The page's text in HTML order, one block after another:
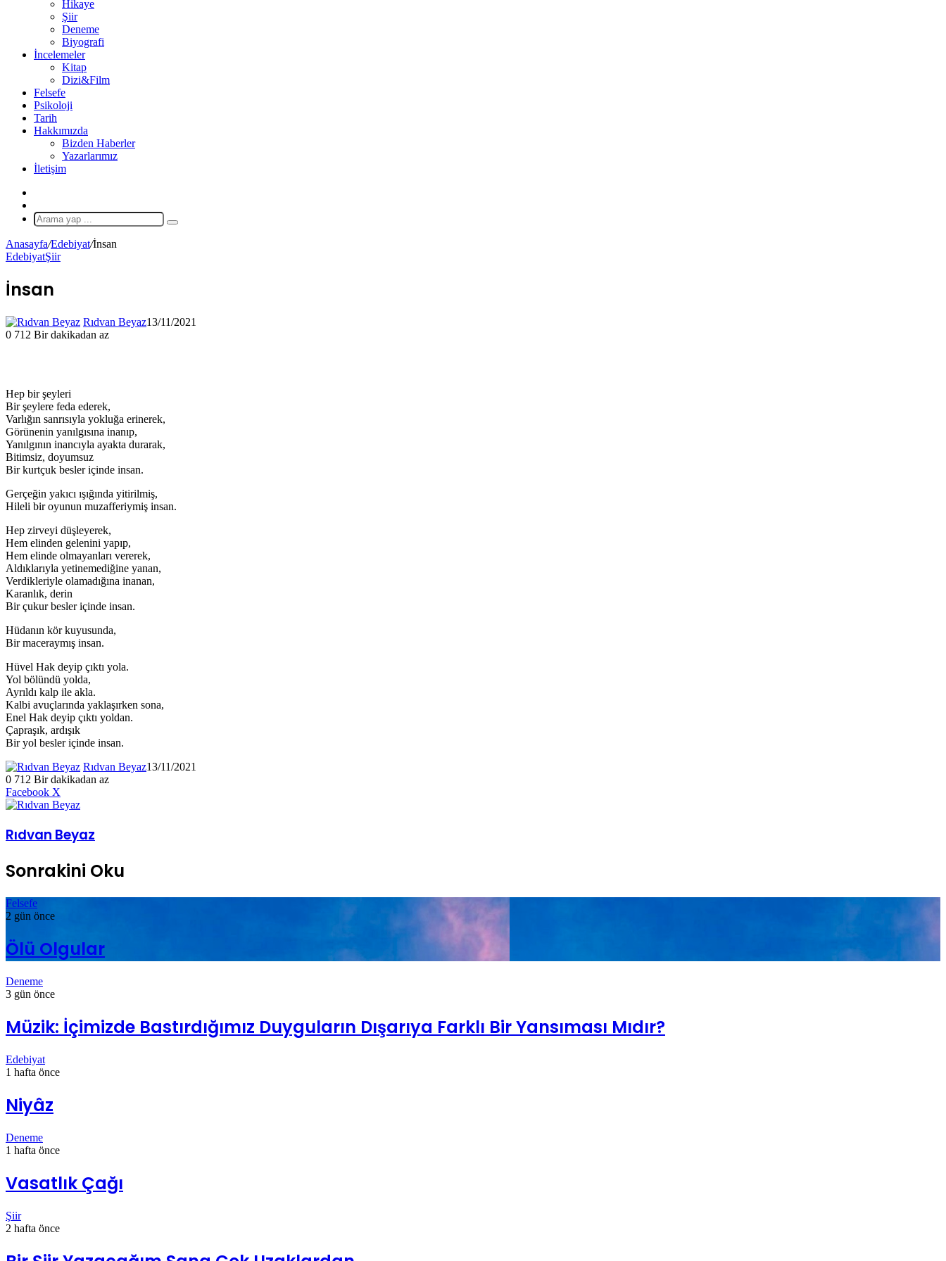
Hikaye
Şiir
Deneme
Biyografi
İncelemeler
Kitap
Dizi&Film
Felsefe
Psikoloji
Tarih
Hakkımızda
Bizden Haberler
Yazarlarımız
İletişim
Makale
Arama
Anasayfa/Edebiyat/İnsan
EdebiyatŞiir
İnsan
Rıdvan Beyaz13/11/2021
0 712 Bir dakikadan az
Hep bir şeyleri
Bir şeylere feda ederek,
Varlığın sanrısıyla yokluğa erinerek,
Görünenin yanılgısına inanıp,
Yanılgının inancıyla ayakta durarak,
Bitimsiz, doyumsuz
Bir kurtçuk besler içinde insan.
Gerçeğin yakıcı ışığında yitirilmiş,
Hileli bir oyunun muzafferiymiş insan.
Hep zirveyi düşleyerek,
Hem elinden gelenini yapıp,
Hem elinde olmayanları vererek,
Aldıklarıyla yetinemediğine yanan,
Verdikleriyle olamadığına inanan,
Karanlık, derin
Bir çukur besler içinde insan.
Hüdanın kör kuyusunda,
Bir maceraymış insan.
Hüvel Hak deyip çıktı yola.
Yol bölündü yolda,
Ayrıldı kalp ile akla.
Kalbi avuçlarında yaklaşırken sona,
Enel Hak deyip çıktı yoldan.
Çapraşık, ardışık
Bir yol besler içinde insan.
Rıdvan Beyaz13/11/2021
0 712 Bir dakikadan az
Facebook X
Posta
paylaş
Rıdvan Beyaz
Sonrakini Oku
Felsefe
2 gün önce
Ölü Olgular
Deneme
3 gün önce
Müzik: İçimizde Bastırdığımız Duyguların Dışarıya Farklı Bir Yansıması Mıdır?
Edebiyat
1 hafta önce
Niyâz
Deneme
1 hafta önce
Vasatlık Çağı
Şiir
2 hafta önce